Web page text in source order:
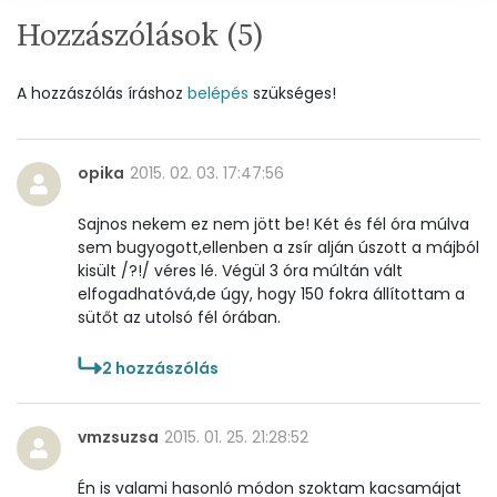
Víz
Összesen
Vitaminok
Összesen
A vitamin (RAE):
9987 micro
B6 vitamin:
B12 Vitamin:
Hozzászólások (5)
A hozzászólás íráshoz belépés szükséges!
opika 2015. 02. 03. 17:47:56
Sajnos nekem ez nem jött be! Két és fél óra múlva
sem bugyogott,ellenben a zsír alján úszott a májból
kisült /?!/ véres lé. Végül 3 óra múltán vált
elfogadhatóvá,de úgy, hogy 150 fokra állítottam a
sütőt az utolsó fél órában.
2 hozzászólás
vmzsuzsa 2015. 01. 25. 21:28:52
Én is valami hasonló módon szoktam kacsamájat